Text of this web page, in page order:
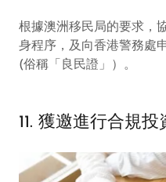
根據澳洲移民局的要求，
身程序，及向香港警務處
(俗稱「良民證」）。
11. 獲邀進行合規投